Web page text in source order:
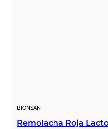
BIONSAN
Remolacha Roja